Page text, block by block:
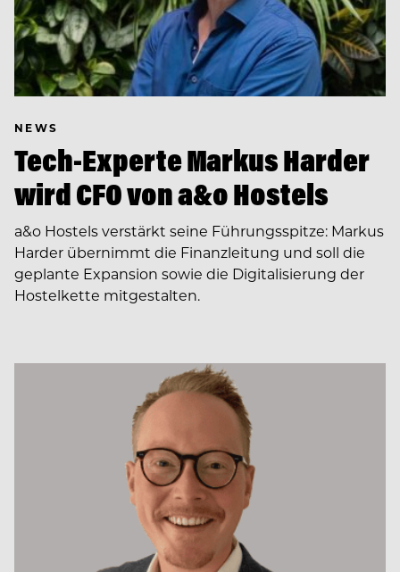
NEWS
Tech-Experte Markus Harder
wird CFO von a&o Hostels
a&o Hostels verstärkt seine Führungsspitze: Markus
Harder übernimmt die Finanzleitung und soll die
geplante Expansion sowie die Digitalisierung der
Hostelkette mitgestalten.